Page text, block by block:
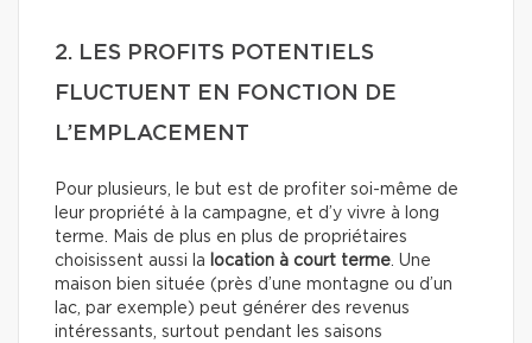
2. LES PROFITS POTENTIELS
FLUCTUENT EN FONCTION DE
L’EMPLACEMENT
Pour plusieurs, le but est de profiter soi-même de
leur propriété à la campagne, et d’y vivre à long
terme. Mais de plus en plus de propriétaires
choisissent aussi la location à court terme. Une
maison bien située (près d’une montagne ou d’un
lac, par exemple) peut générer des revenus
intéressants, surtout pendant les saisons